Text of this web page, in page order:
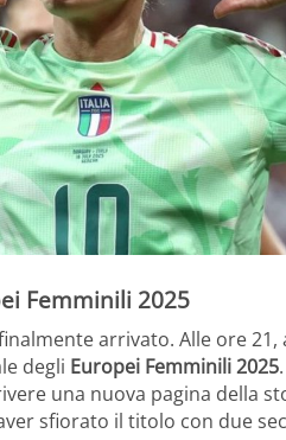
Femminili 2025
arrivato. Alle ore 21,
degli Europei Femminili 2025
una nuova pagina della
sfiorato il titolo con due